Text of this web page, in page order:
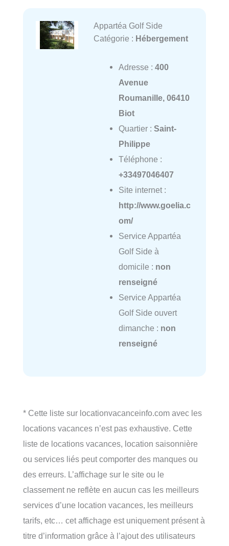
Appartéa Golf Side
Catégorie : Hébergement
Adresse : 400
Avenue
Roumanille, 06410
Biot
Quartier : Saint-
Philippe
Téléphone :
+33497046407
Site internet :
http://www.goelia.c
om/
Service Appartéa
Golf Side à
domicile : non
renseigné
Service Appartéa
Golf Side ouvert
dimanche : non
renseigné
* Cette liste sur locationvacanceinfo.com avec les
locations vacances n’est pas exhaustive. Cette
liste de locations vacances, location saisonnière
ou services liés peut comporter des manques ou
des erreurs. L’affichage sur le site ou le
classement ne reflète en aucun cas les meilleurs
services d’une location vacances, les meilleurs
tarifs, etc… cet affichage est uniquement présent à
titre d’information grâce à l’ajout des utilisateurs